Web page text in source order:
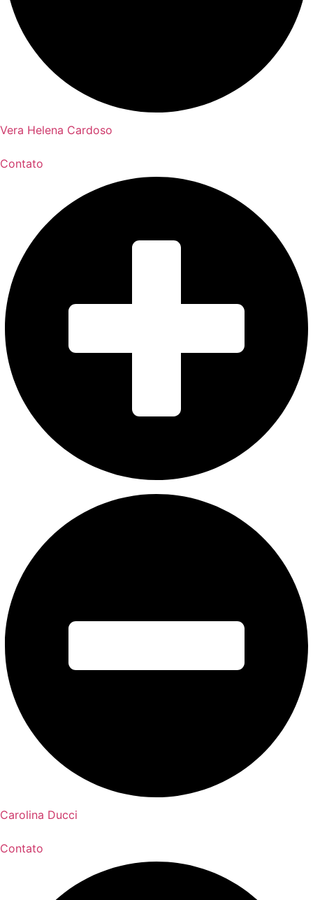
Vera Helena Cardoso
Contato
Carolina Ducci
Contato